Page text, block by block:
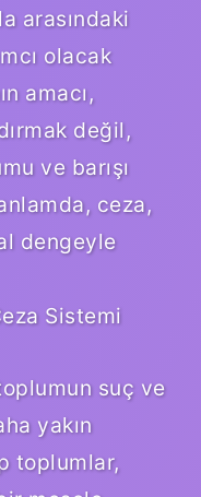
arasındaki
olacak
amacı,
değil,
ve barışı
ceza,
dengeyle
Sistemi
suç ve
yakın
toplumlar,